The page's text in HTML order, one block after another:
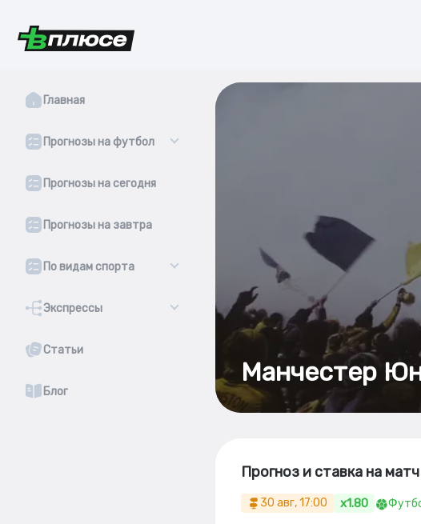
Главная
Прогнозы на футбол
Прогнозы на сегодня
Прогнозы на завтра
По видам спорта
Экспрессы
Статьи
Блог
Манчестер
Прогноз и ставка на
30 авг, 17:00 x1.80